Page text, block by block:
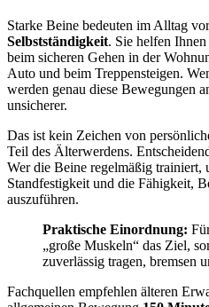
Starke Beine bedeuten im Alltag
Selbstständigkeit. Sie helfen
beim sicheren Gehen in der
Auto und beim Treppensteigen.
werden genau diese Bewegungen
unsicherer.
Das ist kein Zeichen von
Teil des Älterwerdens.
Wer die Beine regelmäßig trainiert,
Standfestigkeit und die Fähigkeit,
auszuführen.
Praktische Einordnung:
„große Muskeln“ das Ziel,
zuverlässig tragen, bremsen
Fachquellen empfehlen älteren